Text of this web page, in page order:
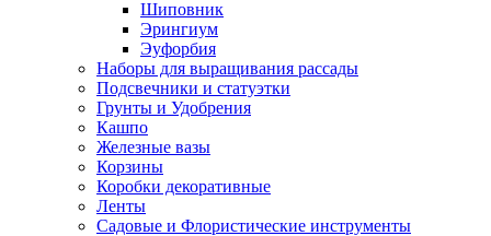
Шиповник
Эрингиум
Эуфорбия
Наборы для выращивания рассады
Подсвечники и статуэтки
Грунты и Удобрения
Кашпо
Железные вазы
Корзины
Коробки декоративные
Ленты
Садовые и Флористические инструменты